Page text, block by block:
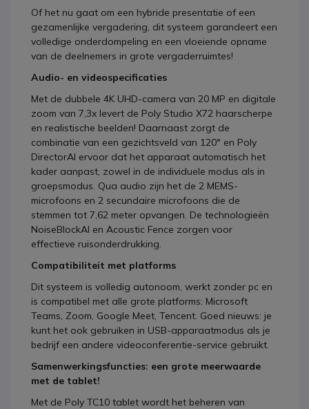
Of het nu gaat om een hybride presentatie of een
gezamenlijke vergadering, dit systeem garandeert een
volledige onderdompeling en een vloeiende opname
van de deelnemers in grote vergaderruimtes!
Audio- en videospecificaties
Met de dubbele 4K UHD-camera van 20 MP en digitale
zoom van 7,3x levert de Poly Studio X72 haarscherpe
en realistische beelden! Daarnaast zorgt de
combinatie van een gezichtsveld van 120° en Poly
DirectorAI ervoor dat het apparaat automatisch het
kader aanpast, zowel in de individuele modus als in
groepsmodus. Qua audio zijn het de 2 MEMS-
microfoons en 2 secundaire microfoons die de
stemmen tot 7,62 meter opvangen. De technologieën
NoiseBlockAI en Acoustic Fence zorgen voor
effectieve ruisonderdrukking.
Compatibiliteit met platforms
Dit systeem is volledig autonoom, werkt zonder pc en
is compatibel met alle grote platforms: Microsoft
Teams, Zoom, Google Meet, Tencent. Goed nieuws: je
kunt het ook gebruiken in USB-apparaatmodus als je
bedrijf een andere videoconferentie-service gebruikt.
Samenwerkingsfuncties: een grote meerwaarde
met de tablet!
Met de Poly TC10 tablet wordt het beheren van